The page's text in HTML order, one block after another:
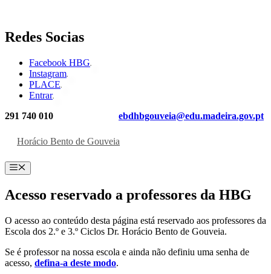
Saltar
para
conteúdo
Redes Socias
Facebook HBG
Instagram
PLACE
Entrar
291 740 010 ebdhbgouveia@edu.madeira.gov.pt
Horácio Bento de Gouveia
Menu
Acesso reservado a professores da HBG
O acesso ao conteúdo desta página está reservado aos professores da
Escola dos 2.º e 3.º Ciclos Dr. Horácio Bento de Gouveia.
Se é professor na nossa escola e ainda não definiu uma senha de
acesso, defina-a deste modo.